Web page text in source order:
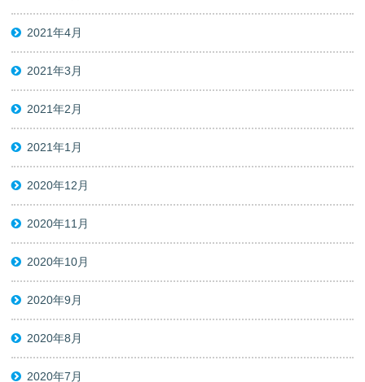
2021年4月
2021年3月
2021年2月
2021年1月
2020年12月
2020年11月
2020年10月
2020年9月
2020年8月
2020年7月